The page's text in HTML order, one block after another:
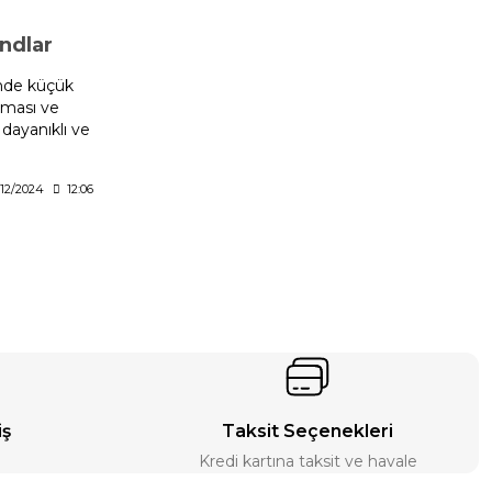
küçük
ve
ve
çalışma
2024 12:06
Taksit Seçenekleri
Kredi kartına taksit ve havale